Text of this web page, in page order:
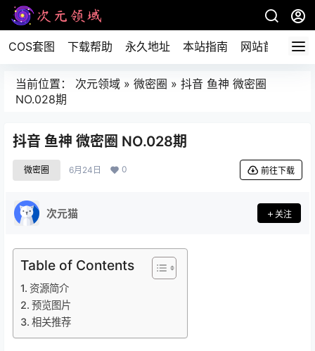
COS套图 下载帮助 永久地址 本站指南 网站首页
当前位置： 次元领域 » 微密圈 » 抖音 鱼神 微密圈
NO.028期
抖音 鱼神 微密圈 NO.028期
微密圈 6月24日 0 前往下载
次元猫 关注
Table of Contents
资源简介
预览图片
相关推荐